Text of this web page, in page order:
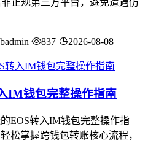
正规第三方平台，避免遭遇仿
837 2026-08-08
IM钱包完整操作指南
EOS转入IM钱包完整操作指
松掌握跨钱包转账核心流程，